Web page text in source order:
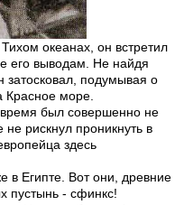
океанах, он встретил
его выводам. Не найдя
подумывая о
Красное море.
время был совершенно не
рискнул проникнуть в
здесь
в Египте. Вот они, древние
пустынь - сфинкс!